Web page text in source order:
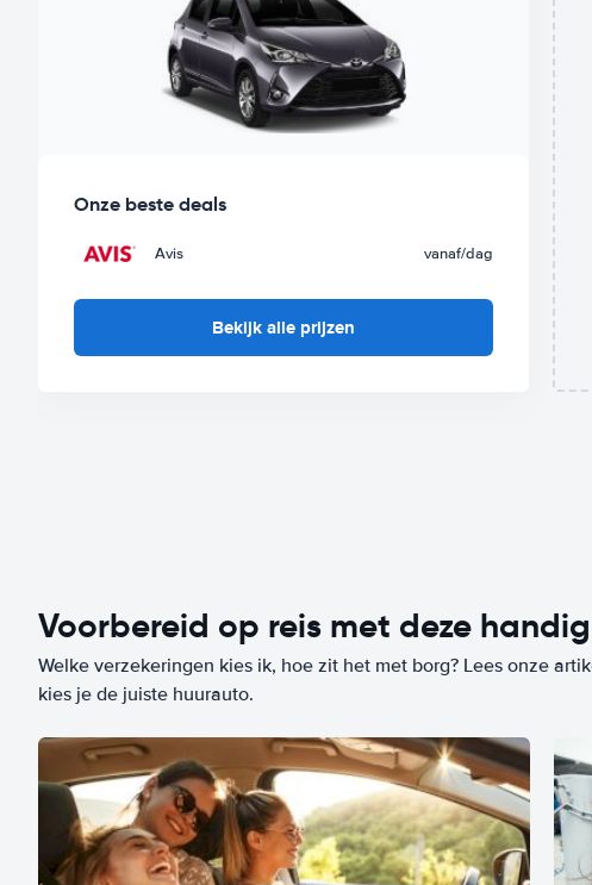
Onze beste deals
Avis vanaf/dag
Bekijk alle prijzen
Voorbereid op reis met deze
Welke verzekeringen kies ik, hoe zit het met borg? Lees onze
kies je de juiste huurauto.